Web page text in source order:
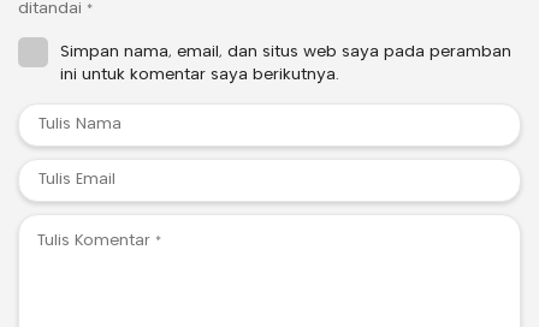
ditandai *
Simpan nama, email, dan situs web saya pada peramban
ini untuk komentar saya berikutnya.